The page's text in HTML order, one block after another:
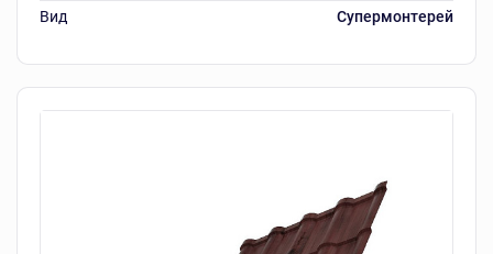
Вид
Супермонтерей